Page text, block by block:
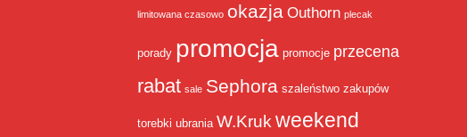
limitowana czasowo okazja Outhorn plecak
porady promocja promocje przecena
rabat sale Sephora szaleństwo zakupów
torebki ubrania W.Kruk weekend